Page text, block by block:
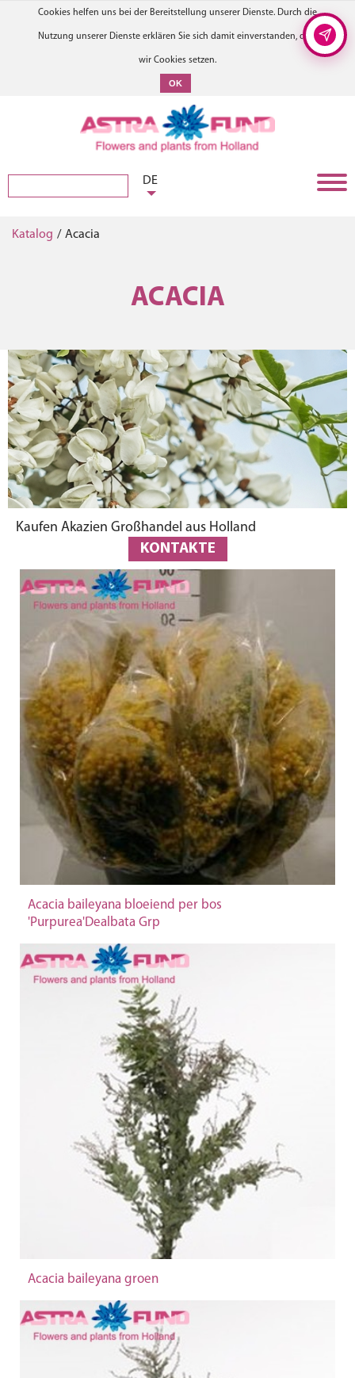
Cookies helfen uns bei der Bereitstellung unserer Dienste. Durch die
Nutzung unserer Dienste erklären Sie sich damit einverstanden, dass
wir Cookies setzen.
OK
DE
Katalog / Acacia
ACACIA
Kaufen Akazien Großhandel aus Holland
KONTAKTE
Acacia baileyana bloeiend per bos
'Purpurea'Dealbata Grp
Acacia baileyana groen